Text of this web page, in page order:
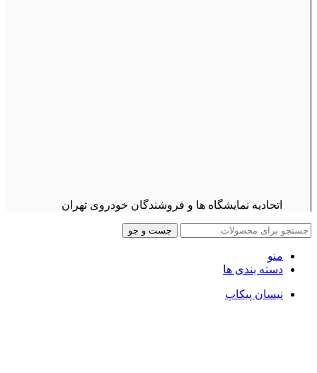
اتحادیه نمایشگاه ها و فروشندگان خودروی تهران
جست و جو
منو
دسته بندی ها
نیسان پیکاپ